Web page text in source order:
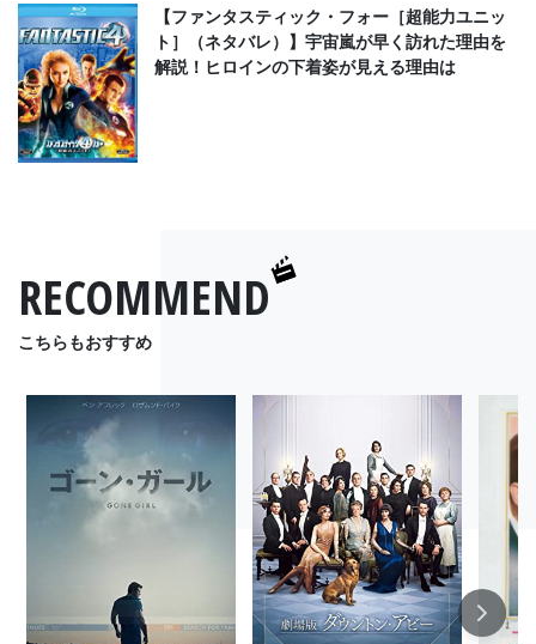
【ファンタスティック・フォー［超能力ユニッ
ト］（ネタバレ）】宇宙嵐が早く訪れた理由を
解説！ヒロインの下着姿が見える理由は
RECOMMEND
こちらもおすすめ
Next